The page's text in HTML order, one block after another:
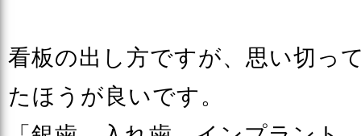
看板の出し方ですが、思い切っ
たほうが良いです。